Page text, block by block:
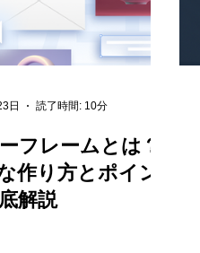
フレームとは？
作り方とポイン
解説
日 読了時間: 10分